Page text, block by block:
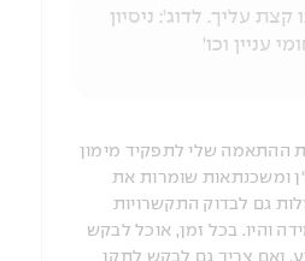
ההתאמה שלי לתפקיד מימון
ומשכנתאות שומרות את
גם לבדוק התקשרויות
והיו. בכל זמן, אוכל לבקש
ואם צריך גם לבקש לתקן